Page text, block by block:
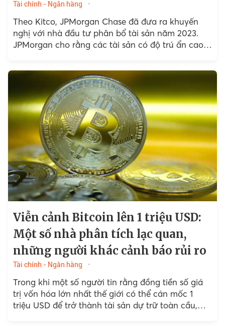
Tài chính - Ngân hàng
Theo Kitco, JPMorgan Chase đã đưa ra khuyến
nghị với nhà đầu tư phân bổ tài sản năm 2023.
JPMorgan cho rằng các tài sản có độ trú ẩn cao
Viễn cảnh Bitcoin lên 1 triệu USD:
Một số nhà phân tích lạc quan,
những người khác cảnh báo rủi ro
Tài chính - Ngân hàng
Trong khi một số người tin rằng đồng tiền số giá
trị vốn hóa lớn nhất thế giới có thể cán mốc 1
triệu USD để trở thành tài sản dự trữ toàn cầu,